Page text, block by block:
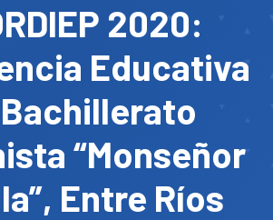
2020:
Educativa
“Monseñor
Entre Ríos